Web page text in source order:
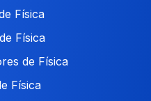
Física
Física
de Física
Física